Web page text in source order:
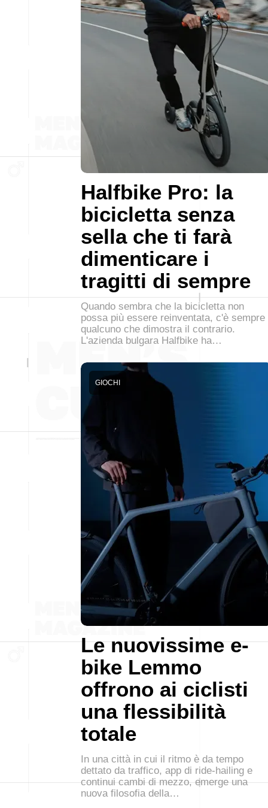
Halfbike Pro: la
bicicletta senza
sella che ti farà
dimenticare i
tragitti di sempre
Quando sembra che la bicicletta non
possa più essere reinventata, c'è sempre
qualcuno che dimostra il contrario.
L'azienda bulgara Halfbike ha…
Le nuovissime e-
bike Lemmo
offrono ai ciclisti
una flessibilità
totale
GIOCHI
In una città in cui il ritmo è da tempo
dettato da traffico, app di ride-hailing e
continui cambi di mezzo, emerge una
nuova filosofia della…